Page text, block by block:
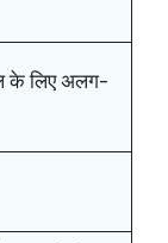
के लिए अलग-